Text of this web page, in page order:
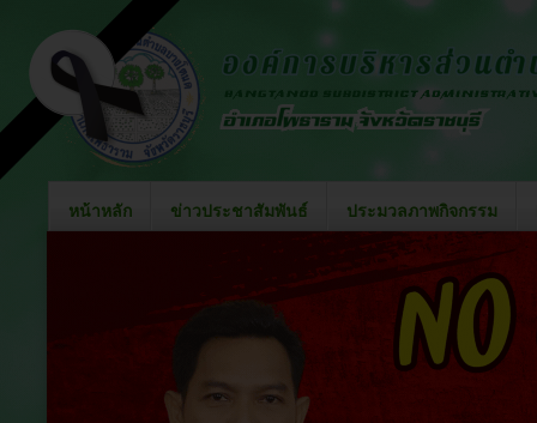
หน้าหลัก ข่าวประชาสัมพันธ์ ประมวลภาพกิจกรรม